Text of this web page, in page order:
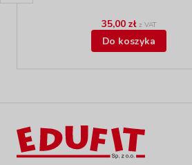
35,00 zł z VAT
Do koszyka